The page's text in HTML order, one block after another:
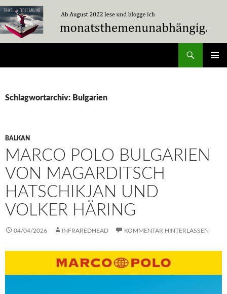
Zum
Inhalt
springen
Schlagwortarchiv: Bulgarien
BALKAN
MARCO POLO BULGARIEN
VON MAGARDITSCH
HATSCHIKJAN UND
VOLKER HÄRING
04/04/2026 INFRAREDHEAD KOMMENTAR HINTERLASSEN